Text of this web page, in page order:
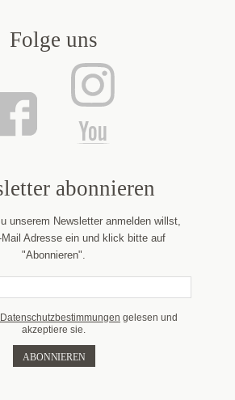
Folge uns
abonnieren
unserem Newsletter anmelden willst,
Adresse ein und klick bitte auf
"Abonnieren".
Datenschutzbestimmungen gelesen und
akzeptiere sie.